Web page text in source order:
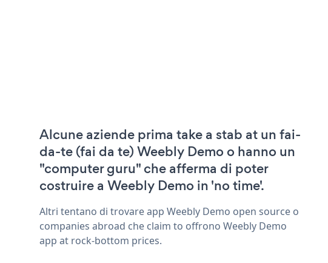
Alcune aziende prima take a stab at un fai-
da-te (fai da te) Weebly Demo o hanno un
"computer guru" che afferma di poter
costruire a Weebly Demo in 'no time'.
Altri tentano di trovare app Weebly Demo open source o
companies abroad che claim to offrono Weebly Demo
app at rock-bottom prices.